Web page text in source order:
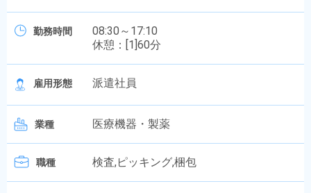
勤務時間
08:30～17:10
休憩：[1]60分
雇用形態 派遣社員
業種 医療機器・製薬
職種 検査,ピッキング,梱包